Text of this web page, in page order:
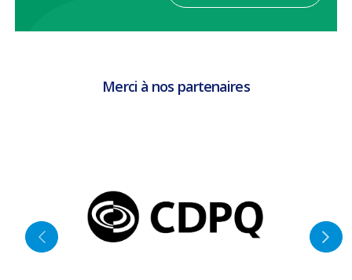
Merci à nos partenaires